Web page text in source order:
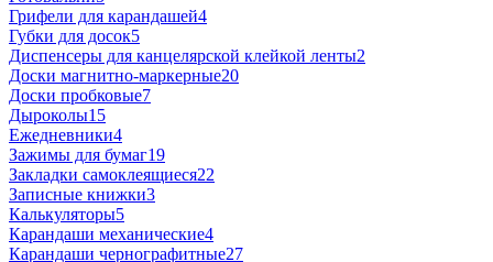
Грифели для карандашей4
Губки для досок5
Диспенсеры для канцелярской клейкой ленты2
Доски магнитно-маркерные20
Доски пробковые7
Дыроколы15
Ежедневники4
Зажимы для бумаг19
Закладки самоклеящиеся22
Записные книжки3
Калькуляторы5
Карандаши механические4
Карандаши чернографитные27